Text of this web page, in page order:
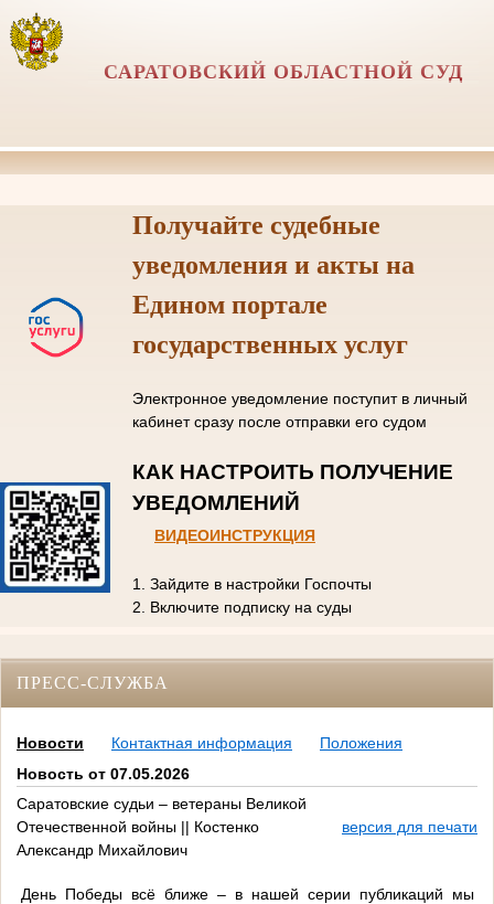
САРАТОВСКИЙ ОБЛАСТНОЙ СУД
Получайте судебные
уведомления и акты на
Едином портале
государственных услуг
Электронное уведомление поступит в личный
кабинет сразу после отправки его судом
КАК НАСТРОИТЬ ПОЛУЧЕНИЕ
УВЕДОМЛЕНИЙ
ВИДЕОИНСТРУКЦИЯ
1. Зайдите в настройки Госпочты
2. Включите подписку на суды
ПРЕСС-СЛУЖБА
Новости Контактная информация
Положения
Новость от 07.05.2026
Саратовские судьи – ветераны Великой
Отечественной войны || Костенко
Александр Михайлович
версия для печати
День Победы всё ближе – в нашей серии публикаций мы